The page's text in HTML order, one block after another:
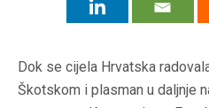
Dok se cijela Hrvatska
Škotskom i plasman u daljnje